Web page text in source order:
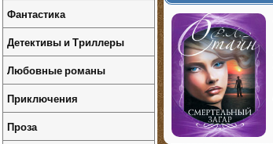
Фантастика
Детективы и Триллеры
Любовные романы
Приключения
Проза